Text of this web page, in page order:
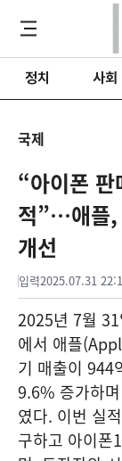
정치 사회
국제
“아이폰
적”…애플,
개선
입력2025.07.31
2025년 7월
에서 애플
기 매출이 944
9.6% 증가하
였다. 이번 실
구하고 아이폰